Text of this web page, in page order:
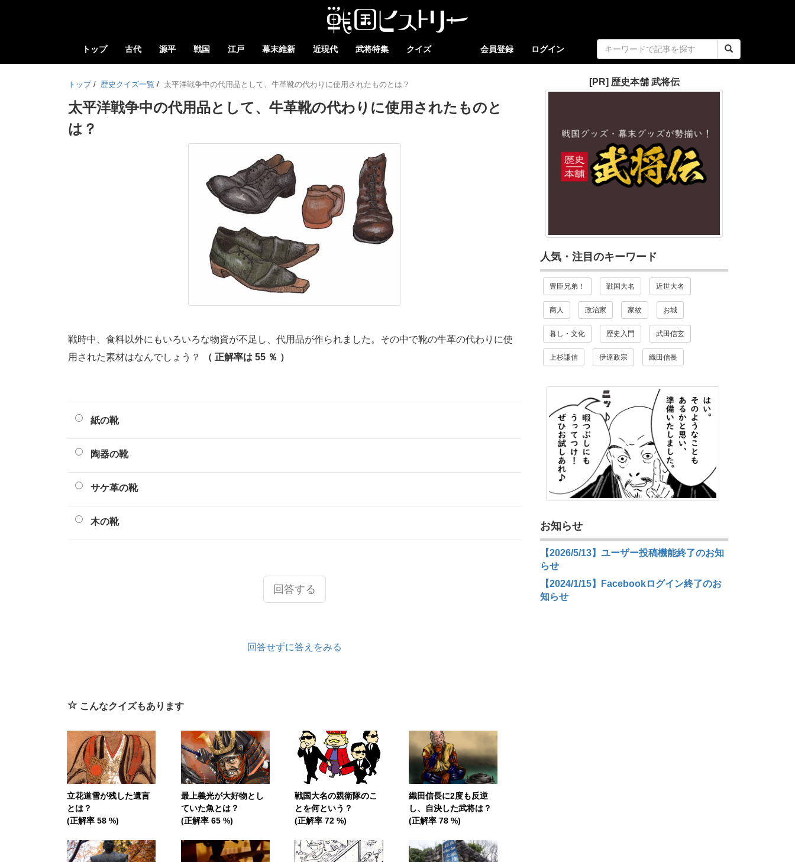
トップ 古代 源平 戦国 江戸 幕末維新 近現代 武将特集 クイズ 会員登録 ログイン
トップ / 歴史クイズ一覧 / 太平洋戦争中の代用品として、牛革靴の代わりに使用されたものとは？
太平洋戦争中の代用品として、牛革靴の代わりに使用されたものと
は？
戦時中、食料以外にもいろいろな物資が不足し、代用品が作られました。その中で靴の牛革の代わりに使
用された素材はなんでしょう？
（ 正解率は 55 ％ ）
紙の靴
陶器の靴
サケ革の靴
木の靴
回答する
回答せずに答えをみる
こんなクイズもあります
立花道雪が残した遺言
とは？
(正解率 58 %)
最上義光が大好物とし
ていた魚とは？
(正解率 65 %)
戦国大名の親衛隊のこ
とを何という？
(正解率 72 %)
織田信長に2度も反逆
し、自決した武将は？
(正解率 78 %)
[PR] 歴史本舗 武将伝
人気・注目のキーワード
豊臣兄弟！ 戦国大名 近世大名
商人 政治家 家紋 お城
暮し・文化 歴史入門 武田信玄
上杉謙信 伊達政宗 織田信長
お知らせ
【2026/5/13】ユーザー投稿機能終了のお知
らせ
【2024/1/15】Facebookログイン終了のお
知らせ